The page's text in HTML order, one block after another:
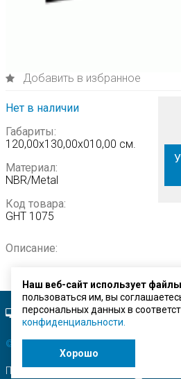
Добавить в избранное
Нет в наличии
Габариты:
120,00х130,00х010,00 см.
Материал:
NBR/Metal
Код товара:
GHT 1075
Описание:
Полная версия сайта.
© ЗАО "Строймашсервис"
Поисковое продвижение
Наш веб-сайт использует
пользоваться им, вы
персональных данных в
конфиденциальности.
Хорошо